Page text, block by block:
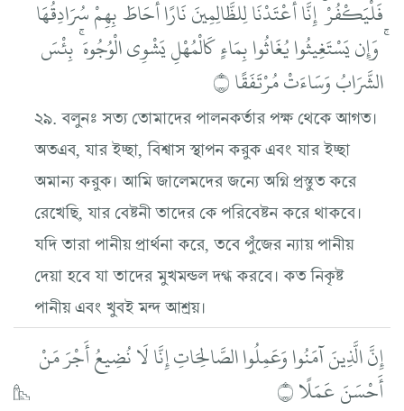
فَلْيَكْفُرْ ۚ إِنَّا أَعْتَدْنَا لِلظَّالِمِينَ نَارًا أَحَاطَ بِهِمْ سُرَادِقُهَا
ۚ وَإِن يَسْتَغِيثُوا يُغَاثُوا بِمَاءٍ كَالْمُهْلِ يَشْوِي الْوُجُوهَ ۚ بِئْسَ
الشَّرَابُ وَسَاءَتْ مُرْتَفَقًا ۝
২৯. বলুনঃ সত্য তোমাদের পালনকর্তার পক্ষ থেকে আগত।
অতএব, যার ইচ্ছা, বিশ্বাস স্থাপন করুক এবং যার ইচ্ছা
অমান্য করুক। আমি জালেমদের জন্যে অগ্নি প্রস্তুত করে
রেখেছি, যার বেষ্টনী তাদের কে পরিবেষ্টন করে থাকবে।
যদি তারা পানীয় প্রার্থনা করে, তবে পুঁজের ন্যায় পানীয়
দেয়া হবে যা তাদের মুখমন্ডল দগ্ধ করবে। কত নিকৃষ্ট
পানীয় এবং খুবই মন্দ আশ্রয়।
إِنَّ الَّذِينَ آمَنُوا وَعَمِلُوا الصَّالِحَاتِ إِنَّا لَا نُضِيعُ أَجْرَ مَنْ
أَحْسَنَ عَمَلًا ۝